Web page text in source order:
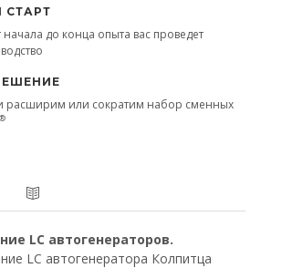
СТАРТ
до конца опыта вас проведет
расширим или сократим набор сменных
®
LC автогенераторов.
LC автогенератора Колпитца